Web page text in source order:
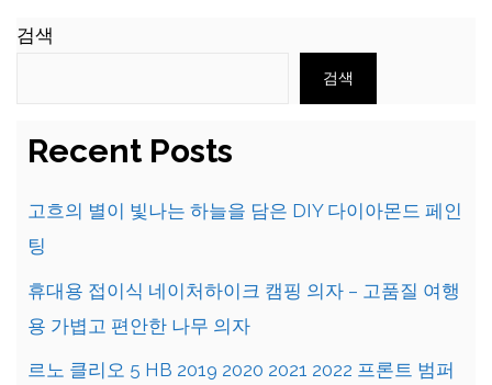
검색
검색
Recent Posts
고흐의 별이 빛나는 하늘을 담은 DIY 다이아몬드 페인
팅
휴대용 접이식 네이처하이크 캠핑 의자 – 고품질 여행
용 가볍고 편안한 나무 의자
르노 클리오 5 HB 2019 2020 2021 2022 프론트 범퍼